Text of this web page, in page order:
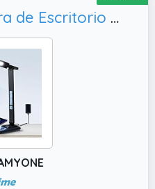
ocular utiliza 52
alto brillo, libres de
de espectro
una luz suave
ni sombras, y
el trabajo.
Nuestra lámpara
táctil para oficina
de color y 10
cálida hasta luz
YAMYONE Lámpara de Escritorio LED con Cargador Inalámbrico & Puerto USB, Pantalla LCD Reloj Temperatura Protección Ocular Lámpara de Noche